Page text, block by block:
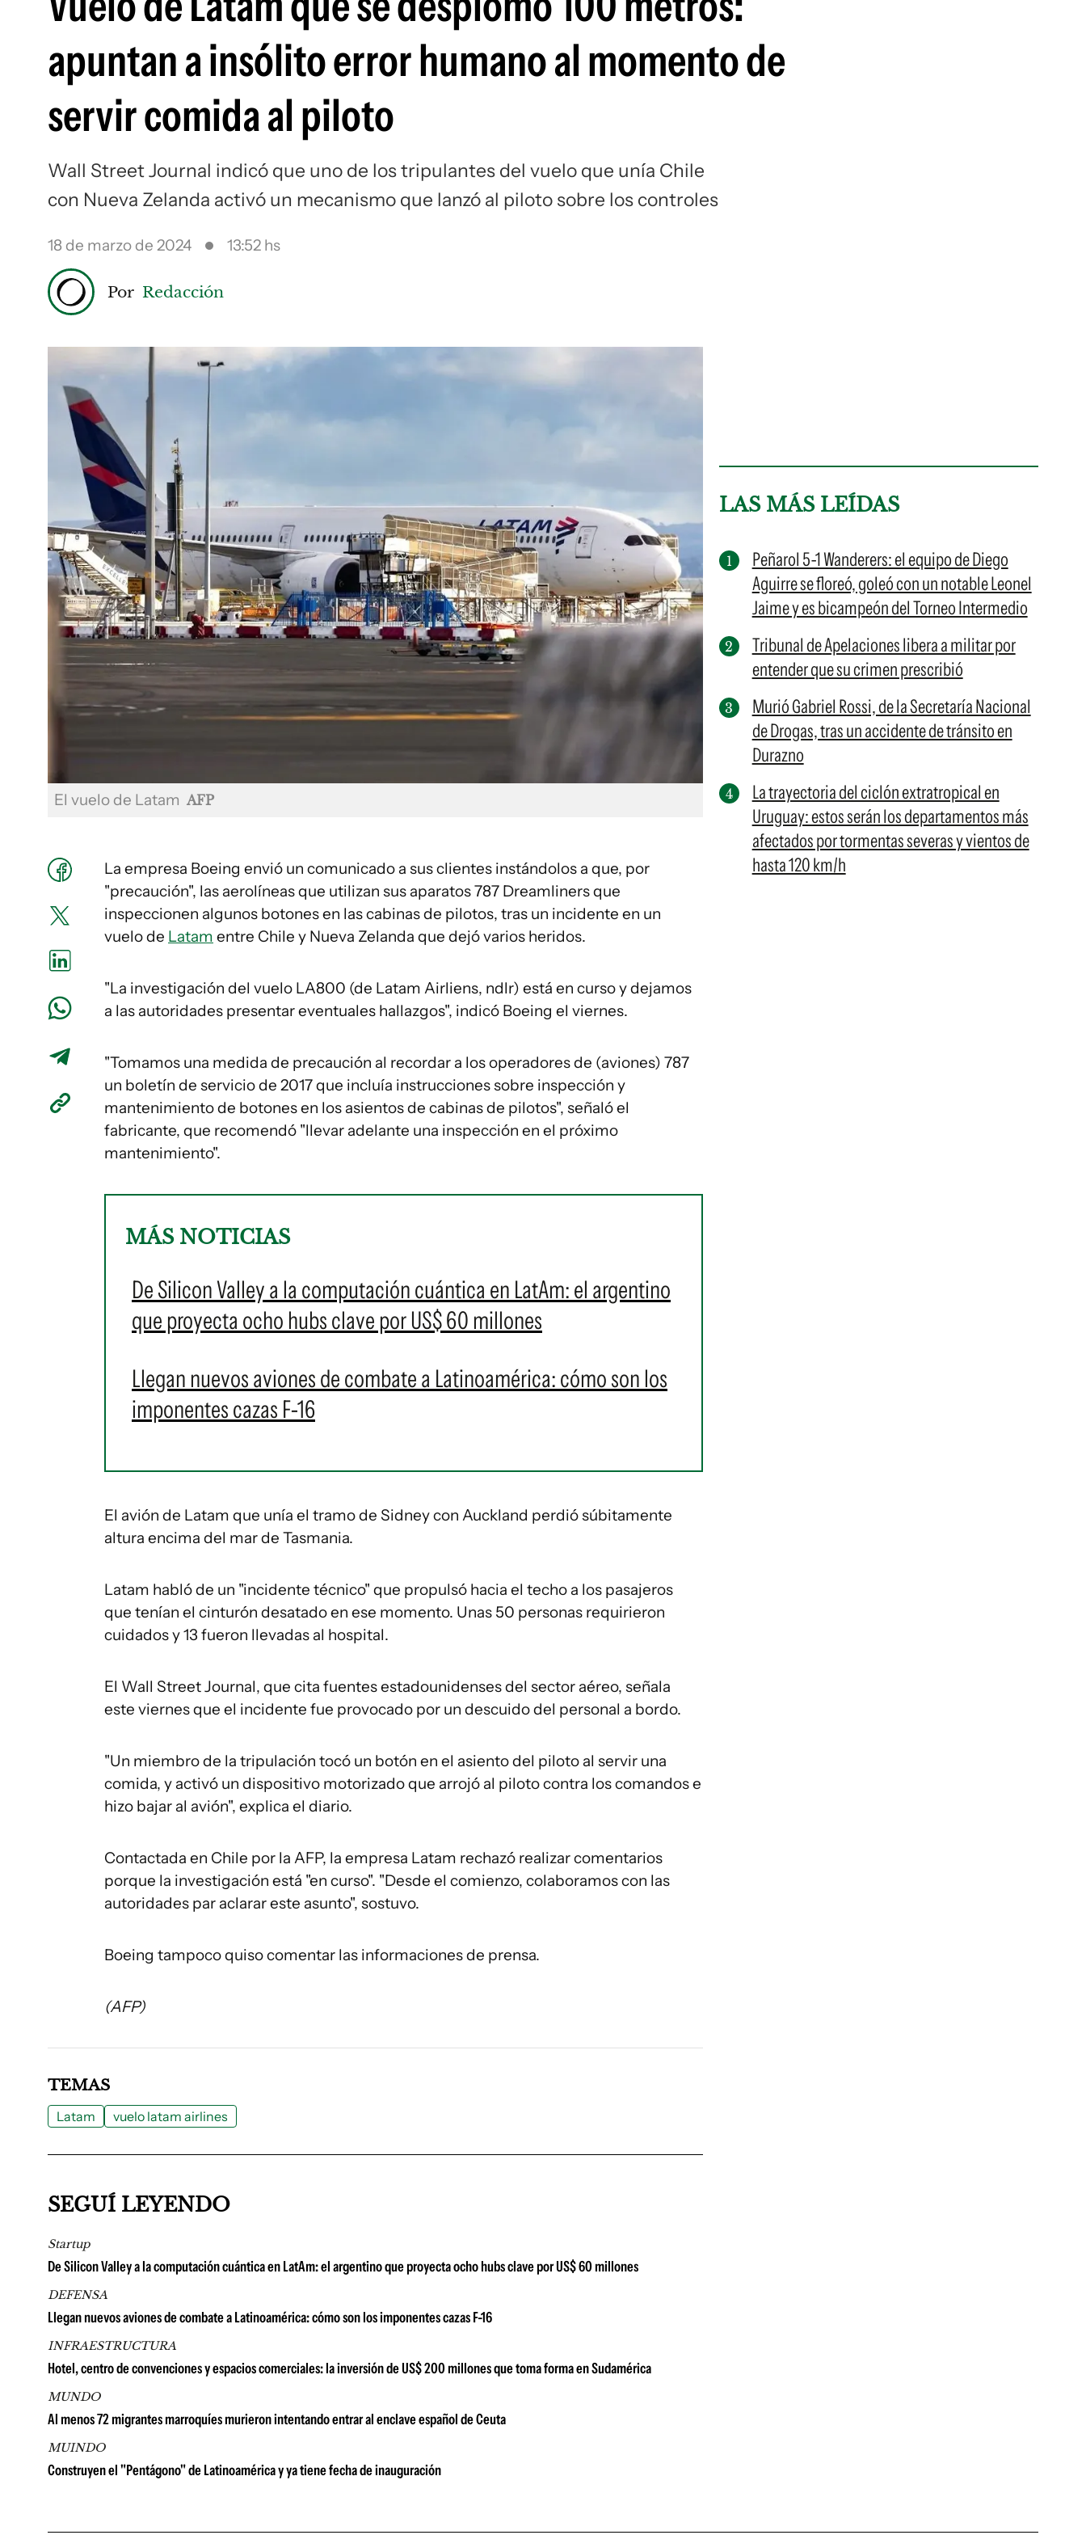
apuntan a insólito error humano al momento de
servir comida al piloto
Wall Street Journal indicó que uno de los tripulantes del vuelo que unía Chile
con Nueva Zelanda activó un mecanismo que lanzó al piloto sobre los controles
18 de marzo de 2024 13:52 hs
Por Redacción
El vuelo de Latam AFP
La empresa Boeing envió un comunicado a sus clientes instándolos a que, por
"precaución", las aerolíneas que utilizan sus aparatos 787 Dreamliners que
inspeccionen algunos botones en las cabinas de pilotos, tras un incidente en un
vuelo de Latam entre Chile y Nueva Zelanda que dejó varios heridos.
"La investigación del vuelo LA800 (de Latam Airliens, ndlr) está en curso y dejamos
a las autoridades presentar eventuales hallazgos", indicó Boeing el viernes.
"Tomamos una medida de precaución al recordar a los operadores de (aviones) 787
un boletín de servicio de 2017 que incluía instrucciones sobre inspección y
mantenimiento de botones en los asientos de cabinas de pilotos", señaló el
fabricante, que recomendó "llevar adelante una inspección en el próximo
mantenimiento".
MÁS NOTICIAS
De Silicon Valley a la computación cuántica en LatAm: el argentino
que proyecta ocho hubs clave por US$ 60 millones
Llegan nuevos aviones de combate a Latinoamérica: cómo son los
imponentes cazas F-16
El avión de Latam que unía el tramo de Sidney con Auckland perdió súbitamente
altura encima del mar de Tasmania.
Latam habló de un "incidente técnico" que propulsó hacia el techo a los pasajeros
que tenían el cinturón desatado en ese momento. Unas 50 personas requirieron
cuidados y 13 fueron llevadas al hospital.
El Wall Street Journal, que cita fuentes estadounidenses del sector aéreo, señala
este viernes que el incidente fue provocado por un descuido del personal a bordo.
"Un miembro de la tripulación tocó un botón en el asiento del piloto al servir una
comida, y activó un dispositivo motorizado que arrojó al piloto contra los comandos e
hizo bajar al avión", explica el diario.
Contactada en Chile por la AFP, la empresa Latam rechazó realizar comentarios
porque la investigación está "en curso". "Desde el comienzo, colaboramos con las
autoridades par aclarar este asunto", sostuvo.
Boeing tampoco quiso comentar las informaciones de prensa.
(AFP)
LAS MÁS LEÍDAS
Peñarol 5-1 Wanderers: el equipo de Diego
Aguirre se floreó, goleó con un notable Leonel
Jaime y es bicampeón del Torneo Intermedio
Tribunal de Apelaciones libera a militar por
entender que su crimen prescribió
Murió Gabriel Rossi, de la Secretaría Nacional
de Drogas, tras un accidente de tránsito en
Durazno
La trayectoria del ciclón extratropical en
Uruguay: estos serán los departamentos más
afectados por tormentas severas y vientos de
hasta 120 km/h
TEMAS
Latam vuelo latam airlines
SEGUÍ LEYENDO
Startup
De Silicon Valley a la computación cuántica en LatAm: el argentino que proyecta ocho hubs clave por US$ 60 millones
DEFENSA
Llegan nuevos aviones de combate a Latinoamérica: cómo son los imponentes cazas F-16
INFRAESTRUCTURA
Hotel, centro de convenciones y espacios comerciales: la inversión de US$ 200 millones que toma forma en Sudamérica
MUNDO
Al menos 72 migrantes marroquíes murieron intentando entrar al enclave español de Ceuta
MUINDO
Construyen el "Pentágono" de Latinoamérica y ya tiene fecha de inauguración